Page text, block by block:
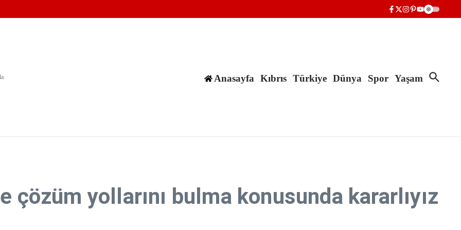
Anasayfa Kıbrıs Türkiye Dünya Spor Yaşam
çözüm yollarını bulma konusunda kararlıyız